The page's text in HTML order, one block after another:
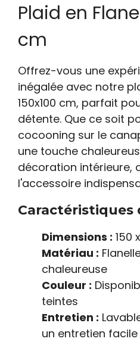
Plaid en
cm
Offrez-vous une
inégalée avec notre
150x100 cm, parfait
détente. Que ce soit
cocooning sur le
une touche
décoration intérieure,
l'accessoire
Dimensions : 150
Matériau :
chaleureuse
Couleur :
teintes
Entretien :
un entretien facile